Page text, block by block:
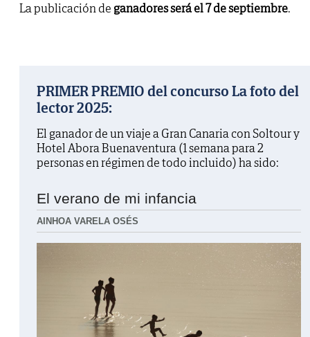
La publicación de ganadores será el 7 de septiembre.
PRIMER PREMIO del concurso La foto del
lector 2025:
El ganador de un viaje a Gran Canaria con Soltour y
Hotel Abora Buenaventura (1 semana para 2
personas en régimen de todo incluido) ha sido:
El verano de mi infancia
AINHOA VARELA OSÉS